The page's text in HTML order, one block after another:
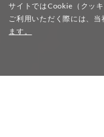
サイトではCookie（クッ
ご利用いただく際には、当
ます。